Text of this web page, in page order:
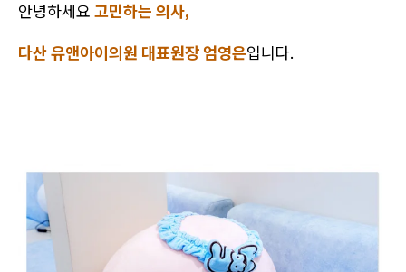
안녕하세요 고민하는 의사,
다산 유앤아이의원 대표원장 엄영은입니다.